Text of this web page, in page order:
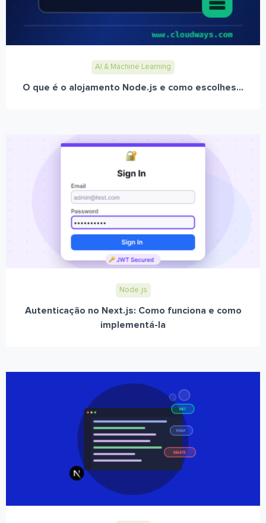
AI & Machine Learning
O que é o alojamento Node.js e como escolhes...
Node.js
Autenticação no Next.js: Como funciona e como
implementá-la